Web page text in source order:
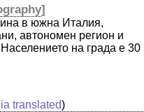
]
в южна Италия,
автономен регион и
на града е 30
translated)